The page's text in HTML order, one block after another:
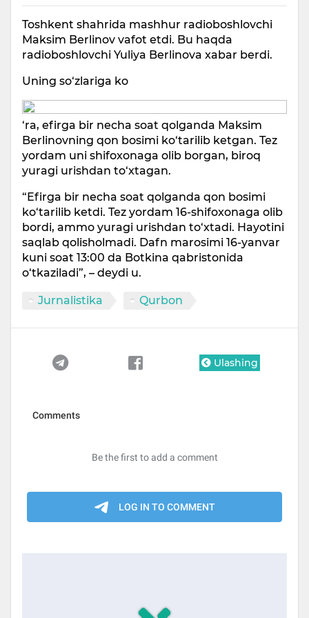
Toshkent shahrida mashhur radioboshlovchi
Maksim Berlinov vafot etdi. Bu haqda
radioboshlovchi Yuliya Berlinova xabar berdi.
Uning so‘zlariga ko
‘ra, efirga bir necha soat qolganda Maksim
Berlinovning qon bosimi ko‘tarilib ketgan. Tez
yordam uni shifoxonaga olib borgan, biroq
yuragi urishdan to‘xtagan.
“Efirga bir necha soat qolganda qon bosimi
ko‘tarilib ketdi. Tez yordam 16-shifoxonaga olib
bordi, ammo yuragi urishdan to‘xtadi. Hayotini
saqlab qolisholmadi. Dafn marosimi 16-yanvar
kuni soat 13:00 da Botkina qabristonida
o‘tkaziladi”, – deydi u.
Jurnalistika Qurbon
Ulashing